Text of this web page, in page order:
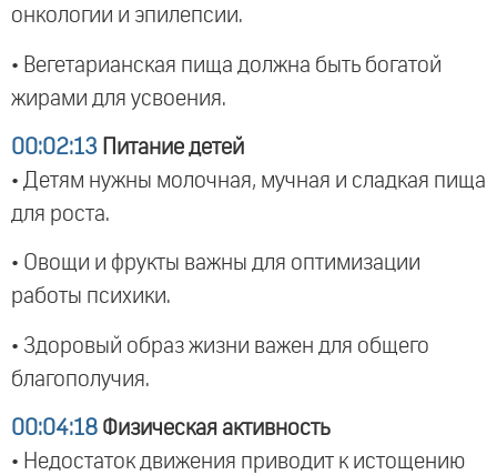
онкологии и эпилепсии.
• Вегетарианская пища должна быть богатой
жирами для усвоения.
00:02:13 Питание детей
• Детям нужны молочная, мучная и сладкая пища
для роста.
• Овощи и фрукты важны для оптимизации
работы психики.
• Здоровый образ жизни важен для общего
благополучия.
00:04:18 Физическая активность
• Недостаток движения приводит к истощению